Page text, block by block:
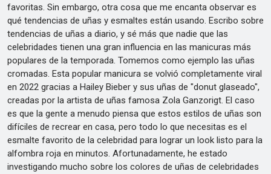
favoritas. Sin embargo, otra cosa que me encanta observar es
qué tendencias de uñas y esmaltes están usando. Escribo sobre
tendencias de uñas a diario, y sé más que nadie que las
celebridades tienen una gran influencia en las manicuras más
populares de la temporada. Tomemos como ejemplo las uñas
cromadas. Esta popular manicura se volvió completamente viral
en 2022 gracias a Hailey Bieber y sus uñas de "donut glaseado",
creadas por la artista de uñas famosa Zola Ganzorigt. El caso
es que la gente a menudo piensa que estos estilos de uñas son
difíciles de recrear en casa, pero todo lo que necesitas es el
esmalte favorito de la celebridad para lograr un look listo para la
alfombra roja en minutos. Afortunadamente, he estado
investigando mucho sobre los colores de uñas de celebridades